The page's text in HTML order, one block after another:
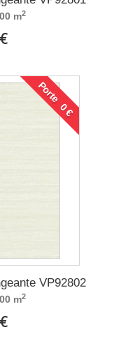
m2
Porte 0 €
VP92802
m2